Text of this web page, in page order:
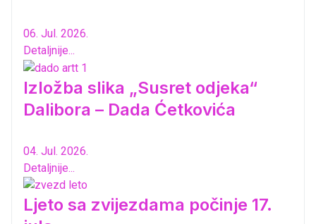
06. Jul. 2026.
Detaljnije...
Izložba slika „Susret odjeka“
Dalibora – Dada Ćetkovića
04. Jul. 2026.
Detaljnije...
Ljeto sa zvijezdama počinje 17.